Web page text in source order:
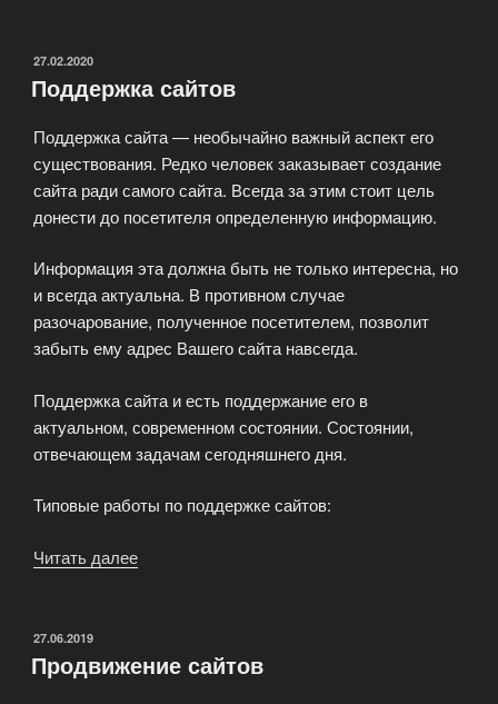
ОПУБЛИКОВАНО
27.02.2020
Поддержка сайтов
Поддержка сайта — необычайно важный аспект его
существования. Редко человек заказывает создание
сайта ради самого сайта. Всегда за этим стоит цель
донести до посетителя определенную информацию.
Информация эта должна быть не только интересна, но
и всегда актуальна. В противном случае
разочарование, полученное посетителем, позволит
забыть ему адрес Вашего сайта навсегда.
Поддержка сайта и есть поддержание его в
актуальном, современном состоянии. Состоянии,
отвечающем задачам сегодняшнего дня.
Типовые работы по поддержке сайтов:
Читать далее
ОПУБЛИКОВАНО
27.06.2019
Продвижение сайтов